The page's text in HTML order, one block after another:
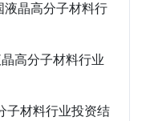
液晶高分子材料行
高分子材料行业
子材料行业投资结